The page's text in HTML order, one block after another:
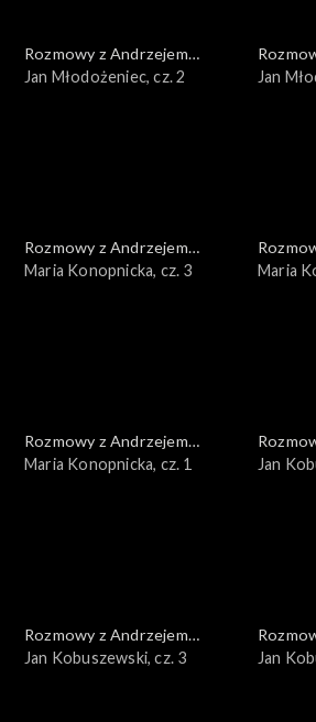
Rozmowy z Andrzejem
Doboszem
Jan Młodożeniec, cz. 2 Jan
Rozmowy z Andrzejem
Doboszem
Maria Konopnicka, cz. 3 Maria
Rozmowy z Andrzejem
Doboszem
Maria Konopnicka, cz. 1 Jan
Rozmowy z Andrzejem
Doboszem
Jan Kobuszewski, cz. 3 Jan